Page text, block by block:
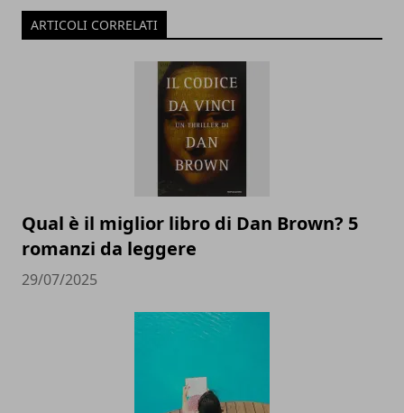
ARTICOLI CORRELATI
Qual è il miglior libro di Dan Brown? 5
romanzi da leggere
29/07/2025